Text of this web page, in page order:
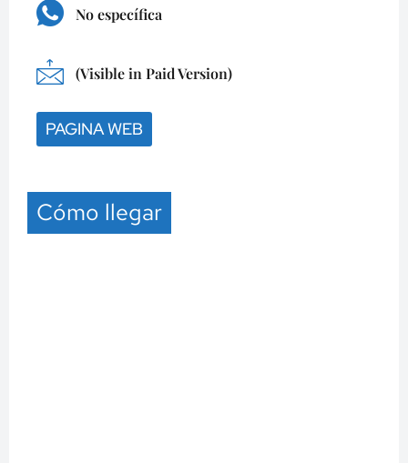
No específica
(Visible in Paid Version)
PAGINA WEB
Cómo llegar